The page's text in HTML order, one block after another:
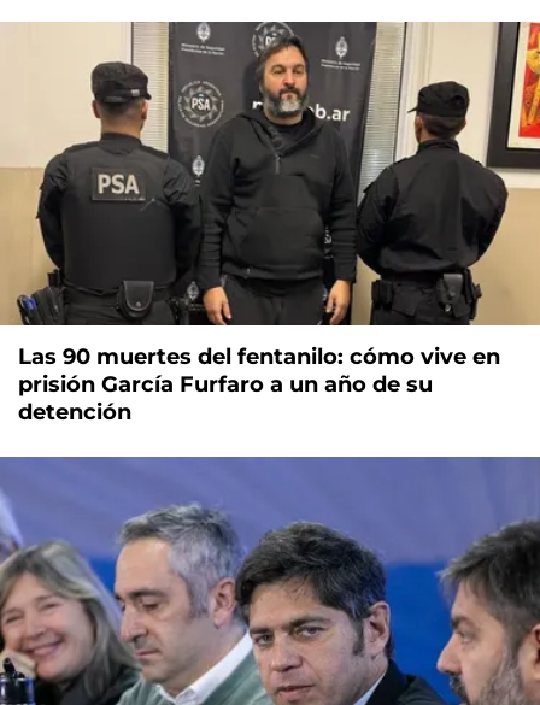
Las 90 muertes del fentanilo: cómo vive en
prisión García Furfaro a un año de su
detención